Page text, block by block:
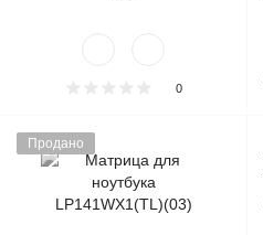
0
Продано